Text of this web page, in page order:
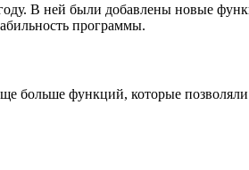
В ней были добавлены новые
программы.
больше функций, которые